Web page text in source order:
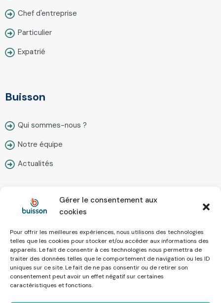
Gérer le consentement aux
cookies
Pour offrir les meilleures expériences, nous utilisons des technologies
telles que les cookies pour stocker et/ou accéder aux informations des
appareils. Le fait de consentir à ces technologies nous permettra de
traiter des données telles que le comportement de navigation ou les ID
uniques sur ce site. Le fait de ne pas consentir ou de retirer son
consentement peut avoir un effet négatif sur certaines
caractéristiques et fonctions.
Chef d'entreprise
Particulier
Expatrié
Buisson
Qui sommes-nous ?
Notre équipe
Actualités
Contact
Nous écrire
Prendre rendez-vous
Simulateur en ligne